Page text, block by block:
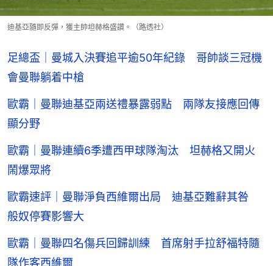
迪基亞隨即反彈，獲主帥坦赫格盛讚。（路透社）
足總盃｜曼城入決賽追平逾50年紀錄 哥帥談三冠機
會曼聯躺着中槍
歐霸｜曼聯迪基亞兩送禮暴露弱點 兩隊友接應回傳
顯分野
歐霸｜曼聯連續6季遭西甲球隊淘汰 坦赫格又開火
鬧爆眾將
歐霸速評｜曼聯淨負西維爾出局 迪基亞難辭其咎
般奴停賽影響大
歐霸｜曼聯四名傷兵回歸訓練 首席射手拉舒福特隨
隊作客西維爾